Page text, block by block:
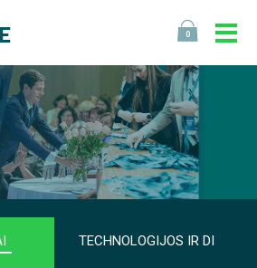
0
TECHNOLOGIJOS IR DI